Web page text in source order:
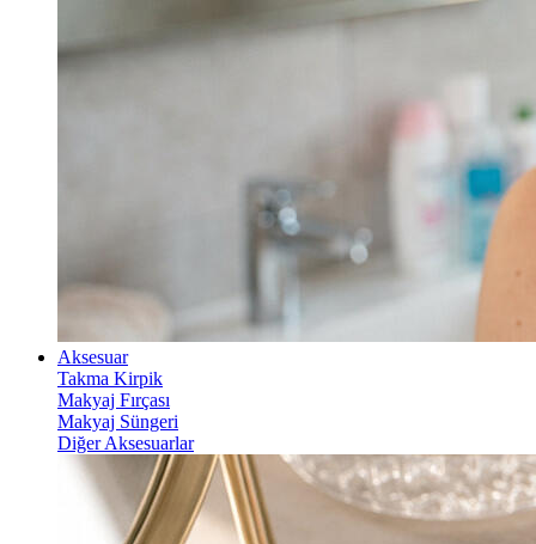
Aksesuar
Takma Kirpik
Makyaj Fırçası
Makyaj Süngeri
Diğer Aksesuarlar